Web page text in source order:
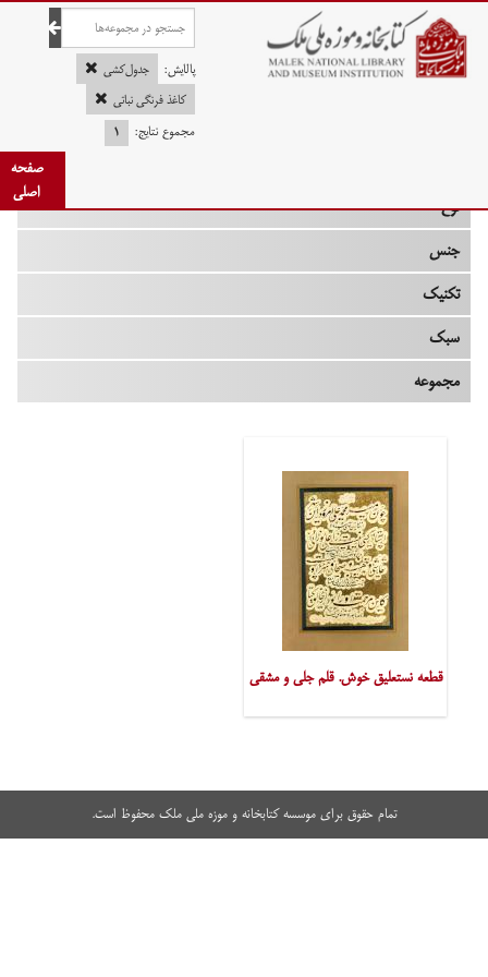
صفحه اصلی
پالایش:
جدول‌کشی
کاغذ فرنگی نباتی
مجموع نتایج:
۱
صفحه
اصلی
نوع
جنس
تکنیک
سبک
مجموعه
قطعه نستعلیق خوش. قلم جلی و مشقی
تمام حقوق برای موسسه کتابخانه و موزه ملی ملک محفوظ است.